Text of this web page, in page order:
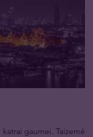
gaumei. Taizemē